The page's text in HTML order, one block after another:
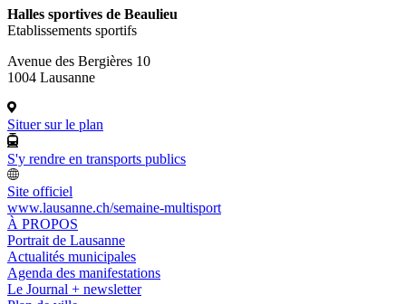
Halles sportives de Beaulieu
Etablissements sportifs
Avenue des Bergières 10
1004 Lausanne
Situer sur le plan
S'y rendre en transports publics
Site officiel
www.lausanne.ch/semaine-multisport
À PROPOS
Portrait de Lausanne
Actualités municipales
Agenda des manifestations
Le Journal + newsletter